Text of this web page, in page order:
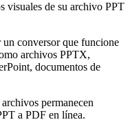
visuales de su archivo PPT
un conversor que funcione
archivos PPTX,
documentos de
permanecen
a PDF en línea.